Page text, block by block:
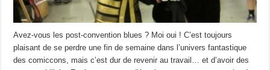
Avez-vous les post-convention blues ? Moi oui ! C’est toujours
plaisant de se perdre une fin de semaine dans l’univers fantastique
des comiccons, mais c’est dur de revenir au travail… et d’avoir des